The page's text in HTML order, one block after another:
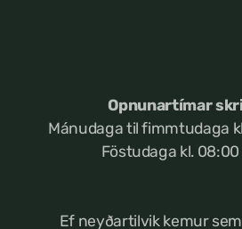
Opnunartímar
Mánudaga til fimmtudaga
Föstudaga kl.
Ef neyðartilvik kemur